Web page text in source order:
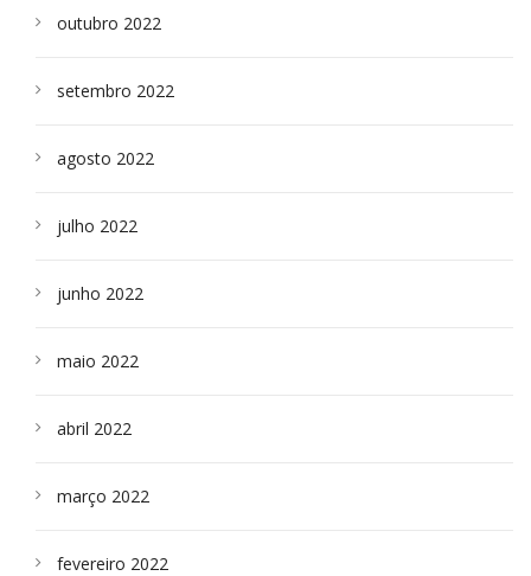
outubro 2022
setembro 2022
agosto 2022
julho 2022
junho 2022
maio 2022
abril 2022
março 2022
fevereiro 2022